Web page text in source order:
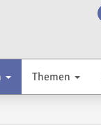
Themen